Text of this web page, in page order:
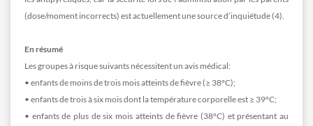
(dose/moment incorrects) est actuellement une source d’inquiétude (4).
En résumé
Les groupes à risque suivants nécessitent un avis médical:
• enfants de moins de trois mois atteints de fièvre (≥ 38°C);
• enfants de trois à six mois dont la température corporelle est ≥ 39°C;
• enfants de plus de six mois atteints de fièvre (38°C) et présentant au